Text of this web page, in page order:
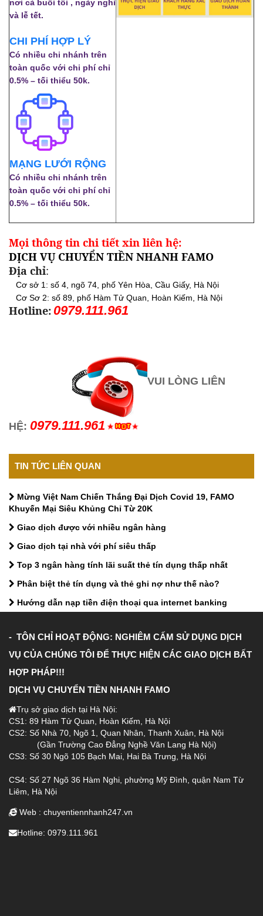
nơi cả buổi tối , ngày nghỉ
và lễ tết.
CHI PHÍ HỢP LÝ
Có nhiều chi nhánh trên
toàn quốc với chi phí chỉ
0.5% – tối thiểu 50k.
MẠNG LƯỚI RỘNG
Có nhiều chi nhánh trên
toàn quốc với chi phí chỉ
0.5% – tối thiểu 50k.
Mọi thông tin chi tiết xin liên hệ:
DỊCH VỤ CHUYỂN TIỀN NHANH FAMO
Địa chỉ:
Cơ sở 1: số 4, ngõ 74, phố Yên Hòa, Cầu Giấy, Hà Nội
Cơ Sơ 2: số 89, phố Hàm Tử Quan, Hoàn Kiếm, Hà Nội
Hotline: 0979.111.961
VUI LÒNG LIÊN
HỆ: 0979.111.961
TIN TỨC LIÊN QUAN
Mừng Việt Nam Chiến Thắng Đại Dịch Covid 19, FAMO
Khuyến Mại Siêu Khủng Chỉ Từ 20K
Giao dịch được với nhiều ngân hàng
Giao dịch tại nhà với phí siêu thấp
Top 3 ngân hàng tính lãi suất thẻ tín dụng thấp nhất
Phân biệt thẻ tín dụng và thẻ ghi nợ như thế nào?
Hướng dẫn nạp tiền điện thoại qua internet banking
- TÔN CHỈ HOẠT ĐỘNG: NGHIÊM CẤM SỬ DỤNG DỊCH
VỤ CỦA CHÚNG TÔI ĐỂ THỰC HIỆN CÁC GIAO DỊCH BẤT
HỢP PHÁP!!!
DỊCH VỤ CHUYỂN TIỀN NHANH FAMO
Trụ sở giao dịch tại Hà Nội:
CS1: 89 Hàm Tử Quan, Hoàn Kiếm, Hà Nội
CS2: Số Nhà 70, Ngõ 1, Quan Nhân, Thanh Xuân, Hà Nội
(Gần Trường Cao Đẳng Nghề Văn Lang Hà Nội)
CS3: Số 30 Ngõ 105 Bạch Mai, Hai Bà Trưng, Hà Nội
CS4: Số 27 Ngõ 36 Hàm Nghi, phường Mỹ Đình, quận Nam Từ
Liêm, Hà Nội
Web : chuyentiennhanh247.vn
Hotline: 0979.111.961